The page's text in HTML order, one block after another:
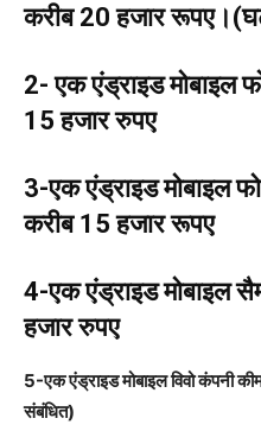
करीब 20 हजार
2- एक एंड्राइड मोबाइल
15 हजार रुपए
3-एक एंड्राइड मोबाइल
करीब 15 हजार रूपए
4-एक एंड्राइड मोबाइल
हजार रुपए
5-एक एंड्राइड मोबाइल विवो कंपनी
संबंधित)